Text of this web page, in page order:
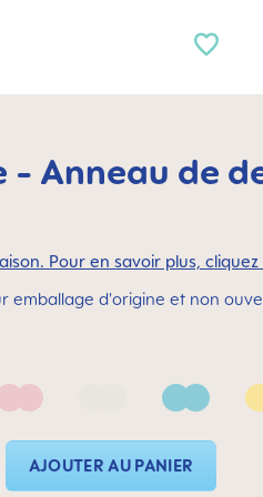
- Anneau de
Pour en savoir plus, cliquez
emballage d'origine et non
Blush Mango Sage
souhaitée ou utilisez les boutons
AJOUTER AU PANIER